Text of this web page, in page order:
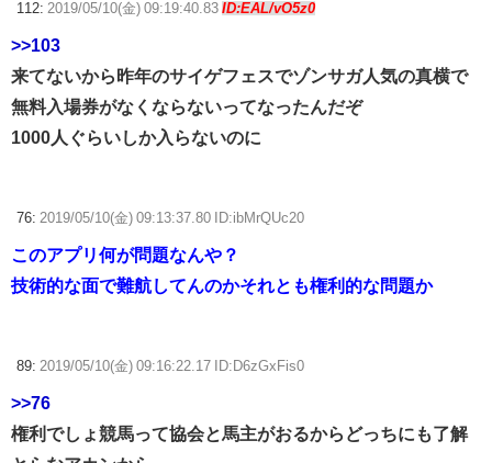
112: 2019/05/10(金) 09:19:40.83 ID:EAL/vO5z0
>>103
来てないから昨年のサイゲフェスでゾンサガ人気の真横で
無料入場券がなくならないってなったんだぞ
1000人ぐらいしか入らないのに
76: 2019/05/10(金) 09:13:37.80 ID:ibMrQUc20
このアプリ何が問題なんや？
技術的な面で難航してんのかそれとも権利的な問題か
89: 2019/05/10(金) 09:16:22.17 ID:D6zGxFis0
>>76
権利でしょ競馬って協会と馬主がおるからどっちにも了解